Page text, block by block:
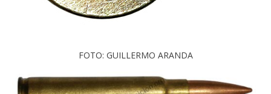
FOTO: GUILLERMO ARANDA